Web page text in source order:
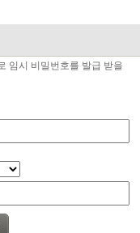
임시 비밀번호를 발급 받을